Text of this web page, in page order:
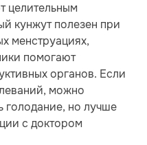
целительным
кунжут полезен при
менструациях,
помогают
органов. Если
можно
голодание, но лучше
с доктором